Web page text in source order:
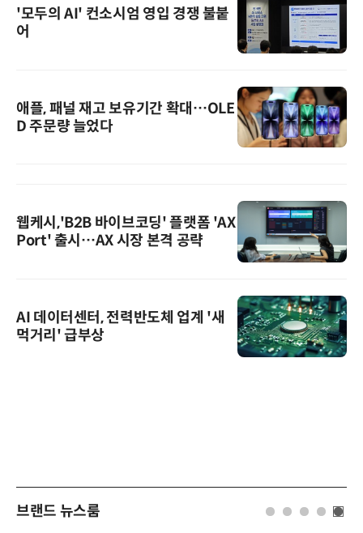
'모두의 AI' 컨소시엄 영입 경쟁 불붙
어
애플, 패널 재고 보유기간 확대…OLE
D 주문량 늘었다
웹케시,'B2B 바이브코딩' 플랫폼 'AX
Port' 출시…AX 시장 본격 공략
AI 데이터센터, 전력반도체 업계 '새
먹거리' 급부상
브랜드 뉴스룸